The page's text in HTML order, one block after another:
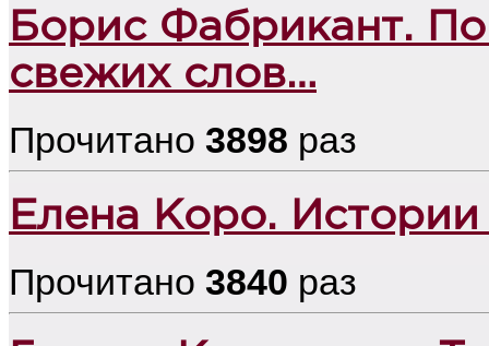
Борис Фабрикант.
свежих слов…
Прочитано 3898 раз
Елена Коро. Истории
Прочитано 3840 раз